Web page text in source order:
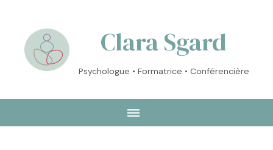
Clara Sgard
Psychologue • Formatrice • Conférencière